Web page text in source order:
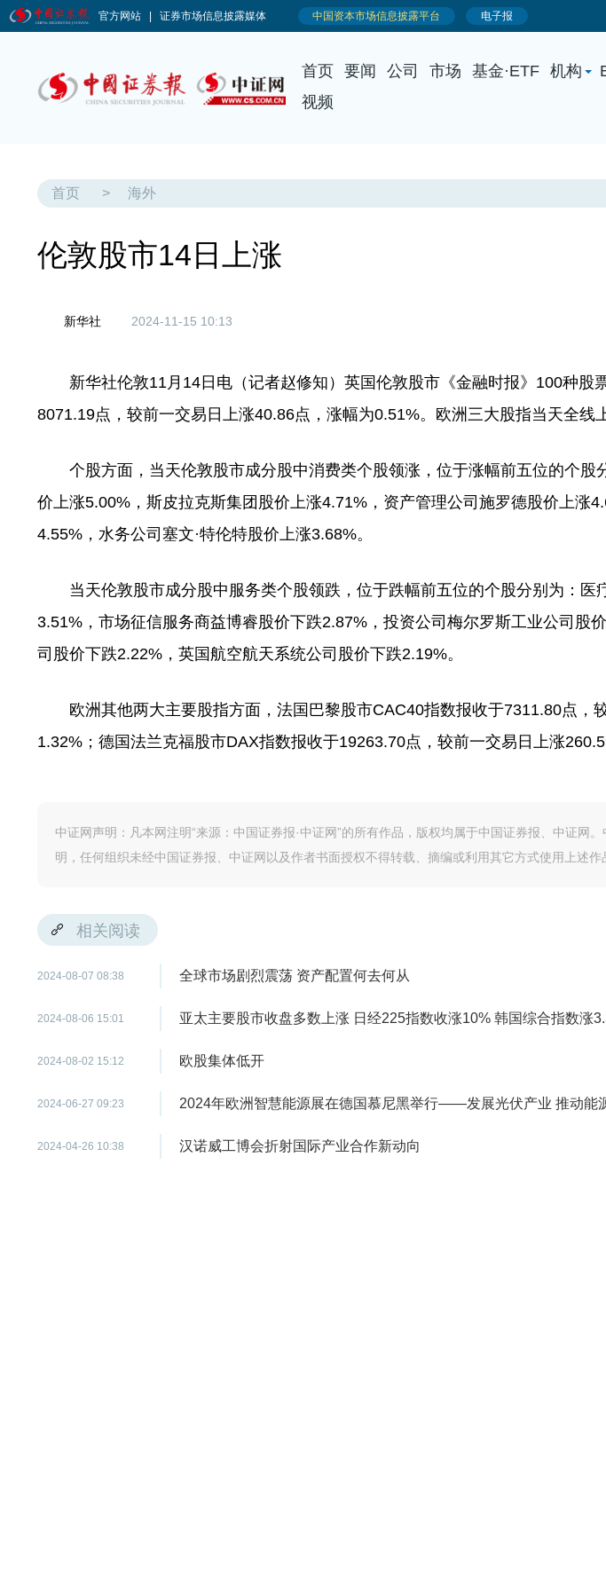
首页 要闻 公司 市场 基金·ETF 机构
视频
首页 > 海外
伦敦股市14日上涨
新华社 2024-11-15 10:13
新华社伦敦11月14日电（记者赵修知）英国伦敦股市《金融时报》100种股
8071.19点，较前一交易日上涨40.86点，涨幅为0.51%。欧洲三大股指当天全线
个股方面，当天伦敦股市成分股中消费类个股领涨，位于涨幅前五位的个股
价上涨5.00%，斯皮拉克斯集团股价上涨4.71%，资产管理公司施罗德股价上涨
4.55%，水务公司塞文·特伦特股价上涨3.68%。
当天伦敦股市成分股中服务类个股领跌，位于跌幅前五位的个股分别为：医
3.51%，市场征信服务商益博睿股价下跌2.87%，投资公司梅尔罗斯工业公司股
司股价下跌2.22%，英国航空航天系统公司股价下跌2.19%。
欧洲其他两大主要股指方面，法国巴黎股市CAC40指数报收于7311.80点，
1.32%；德国法兰克福股市DAX指数报收于19263.70点，较前一交易日上涨
中证网声明：凡本网注明“来源：中国证券报·中证网”的所有作品，版权均属于中国证券报、中证网
明，任何组织未经中国证券报、中证网以及作者书面授权不得转载、摘编或利用其它方式使用上述作
相关阅读
2024-08-07 08:38 全球市场剧烈震荡 资产配置何去何从
2024-08-06 15:01 亚太主要股市收盘多数上涨 日经225指数收涨10% 韩国综合指数涨
2024-08-02 15:12 欧股集体低开
2024-06-27 09:23 2024年欧洲智慧能源展在德国慕尼黑举行——发展光伏产业 推动能
2024-04-26 10:38 汉诺威工博会折射国际产业合作新动向